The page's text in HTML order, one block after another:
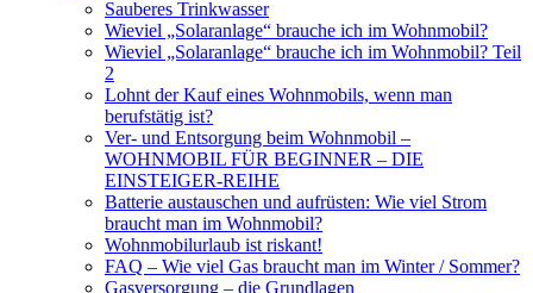
Sauberes Trinkwasser
Wieviel „Solaranlage“ brauche ich im Wohnmobil?
Wieviel „Solaranlage“ brauche ich im Wohnmobil? Teil
2
Lohnt der Kauf eines Wohnmobils, wenn man
berufstätig ist?
Ver- und Entsorgung beim Wohnmobil –
WOHNMOBIL FÜR BEGINNER – DIE
EINSTEIGER-REIHE
Batterie austauschen und aufrüsten: Wie viel Strom
braucht man im Wohnmobil?
Wohnmobilurlaub ist riskant!
FAQ – Wie viel Gas braucht man im Winter / Sommer?
Gasversorgung – die Grundlagen